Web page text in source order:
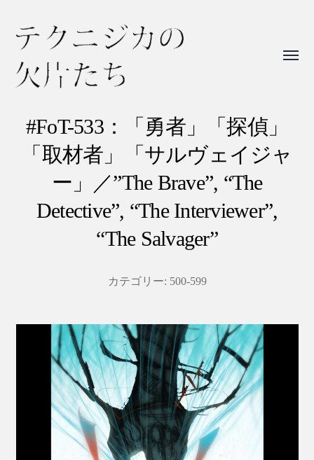
ク
#FoT-533：「勇者」「探偵」
「取材者」「サルヴェイジャ
ー」／”The Brave”, “The
Detective”, “The Interviewer”,
“The Salvager”
カテゴリー: 500-599